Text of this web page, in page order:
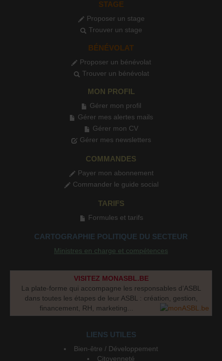
STAGE
Proposer un stage
Trouver un stage
BÉNÉVOLAT
Proposer un bénévolat
Trouver un bénévolat
MON PROFIL
Gérer mon profil
Gérer mes alertes mails
Gérer mon CV
Gérer mes newsletters
COMMANDES
Payer mon abonnement
Commander le guide social
TARIFS
Formules et tarifs
CARTOGRAPHIE POLITIQUE DU SECTEUR
Ministres en charge et compétences
VISITEZ MONASBL.BE
La plate-forme qui accompagne les responsables d’ASBL
dans toutes les étapes de leur ASBL : création, gestion,
financement, RH, marketing...
LIENS UTILES
Bien-être / Développement
Citoyenneté